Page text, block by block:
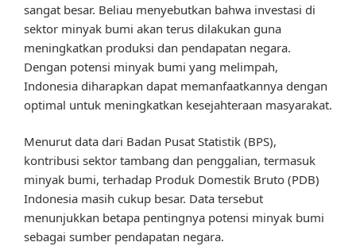
sangat besar. Beliau menyebutkan bahwa investasi di
sektor minyak bumi akan terus dilakukan guna
meningkatkan produksi dan pendapatan negara.
Dengan potensi minyak bumi yang melimpah,
Indonesia diharapkan dapat memanfaatkannya dengan
optimal untuk meningkatkan kesejahteraan masyarakat.
Menurut data dari Badan Pusat Statistik (BPS),
kontribusi sektor tambang dan penggalian, termasuk
minyak bumi, terhadap Produk Domestik Bruto (PDB)
Indonesia masih cukup besar. Data tersebut
menunjukkan betapa pentingnya potensi minyak bumi
sebagai sumber pendapatan negara.